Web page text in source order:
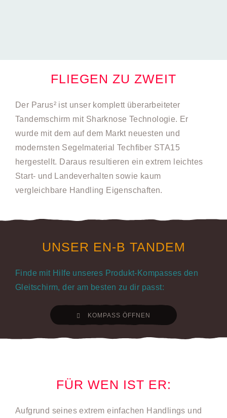
FLIEGEN ZU ZWEIT
Der Parus² ist unser komplett überarbeiteter
Tandemschirm mit Sharknose Technologie. Er
wurde mit dem auf dem Markt neuesten und
modernsten Segelmaterial Techfiber STA15
hergestellt. Daraus resultieren ein extrem leichtes
Start- und Landeverhalten sowie kaum
vergleichbare Handling Eigenschaften.
UNSER EN-B TANDEM
Finde mit Hilfe unseres Produkt-Kompasses den
Gleitschirm, der am besten zu dir passt:
KOMPASS ÖFFNEN
FÜR WEN IST ER:
Aufgrund seines extrem einfachen Handlings und